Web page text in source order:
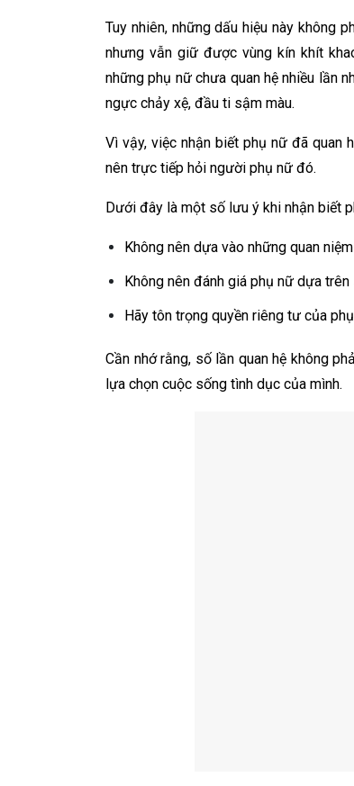
Tuy nhiên, những dấu hiệu này không
nhưng vẫn giữ được vùng kín khít
những phụ nữ chưa quan hệ nhiều lần
ngực chảy xệ, đầu ti sậm màu.
Vì vậy, việc nhận biết phụ nữ đã quan
nên trực tiếp hỏi người phụ nữ đó.
Dưới đây là một số lưu ý khi nhận biết
Không nên dựa vào những quan
Không nên đánh giá phụ nữ dựa trên
Hãy tôn trọng quyền riêng tư của
Cần nhớ rằng, số lần quan hệ không
lựa chọn cuộc sống tình dục của mình.